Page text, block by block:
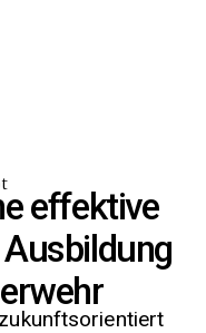
effektive